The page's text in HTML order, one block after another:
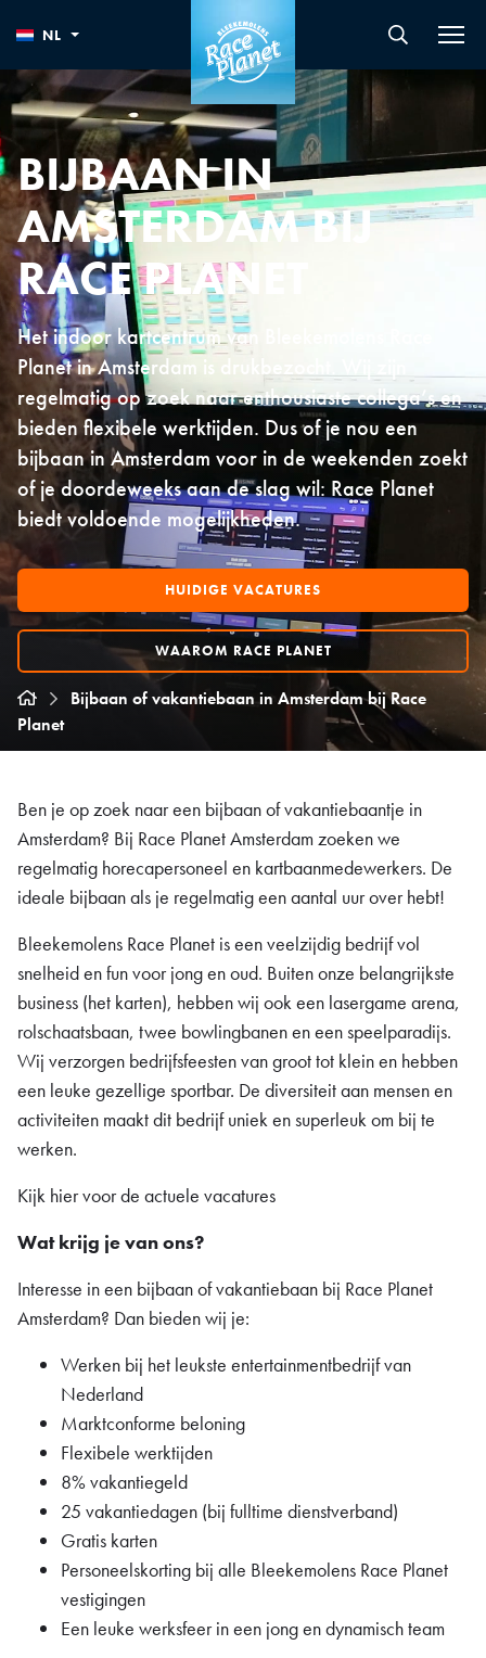
NL
BIJBAAN IN
AMSTERDAM BIJ
RACE PLANET
Het indoor kartcentrum van Bleekemolens Race
Planet in Amsterdam is drukbezocht. Wij zijn
regelmatig op zoek naar enthousiaste collega’s en
bieden flexibele werktijden. Dus of je nou een
bijbaan in Amsterdam voor in de weekenden zoekt
of je doordeweeks aan de slag wil: Race Planet
biedt voldoende mogelijkheden.
HUIDIGE VACATURES
WAAROM RACE PLANET
Bijbaan of vakantiebaan in Amsterdam bij Race
Planet
Ben je op zoek naar een bijbaan of vakantiebaantje in
Amsterdam? Bij Race Planet Amsterdam zoeken we
regelmatig horecapersoneel en kartbaanmedewerkers. De
ideale bijbaan als je regelmatig een aantal uur over hebt!
Bleekemolens Race Planet is een veelzijdig bedrijf vol
snelheid en fun voor jong en oud. Buiten onze belangrijkste
business (het karten), hebben wij ook een lasergame arena,
rolschaatsbaan, twee bowlingbanen en een speelparadijs.
Wij verzorgen bedrijfsfeesten van groot tot klein en hebben
een leuke gezellige sportbar. De diversiteit aan mensen en
activiteiten maakt dit bedrijf uniek en superleuk om bij te
werken.
Kijk hier voor de actuele vacatures
Wat krijg je van ons?
Interesse in een bijbaan of vakantiebaan bij Race Planet
Amsterdam? Dan bieden wij je:
Werken bij het leukste entertainmentbedrijf van
Nederland
Marktconforme beloning
Flexibele werktijden
8% vakantiegeld
25 vakantiedagen (bij fulltime dienstverband)
Gratis karten
Personeelskorting bij alle Bleekemolens Race Planet
vestigingen
Een leuke werksfeer in een jong en dynamisch team